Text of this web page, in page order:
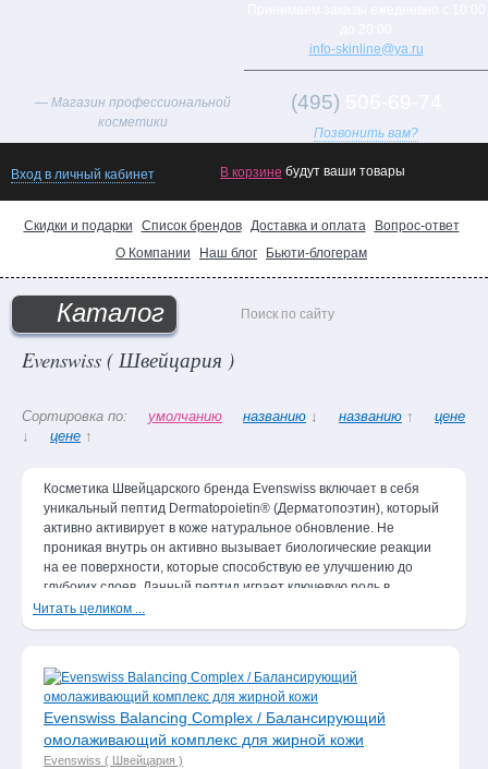
— Магазин профессиональной
косметики
info-skinline@ya.ru
(495)
Позвонить вам?
Вход в личный кабинет В корзине будут ваши товары
Скидки и подарки Список брендов Доставка и оплата
Вопрос-ответ
О Компании
Наш блог Бьюти-блогерам
дня!
Хиты
Новинки
каталога
Поможем
выбрать
Уход
лицом
Уход
телом
Каталог
Evenswiss ( Швейцария )
Сортировка по: умолчанию названию ↓ названию ↑
цене
↓
цене ↑
Косметика Швейцарского бренда Evenswiss включает в себя
уникальный пептид Dermatopoietin® (Дерматопоэтин), который
активно активирует в коже натуральное обновление. Не
проникая внутрь он активно вызывает биологические реакции
на ее поверхности, которые способствую ее улучшению до
глубоких слоев. Данный пептид играет ключевую роль в
выработки коллагена, эластина и гиалуроновой кислоты, что
способствует обновлению и омоложению кожи натуральным
ингредиенты позволяют значительно замедлить старение кожи
и на долго поддерживать ее здоровой.
Читать целиком ...
Evenswiss Balancing Complex / Балансирующий
омолаживающий комплекс для жирной кожи
Evenswiss ( Швейцария )